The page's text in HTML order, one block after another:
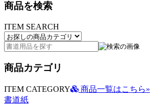
商品を検索
ITEM SEARCH
商品カテゴリ
ITEM CATEGORY
商品一覧はこちら»
書道紙